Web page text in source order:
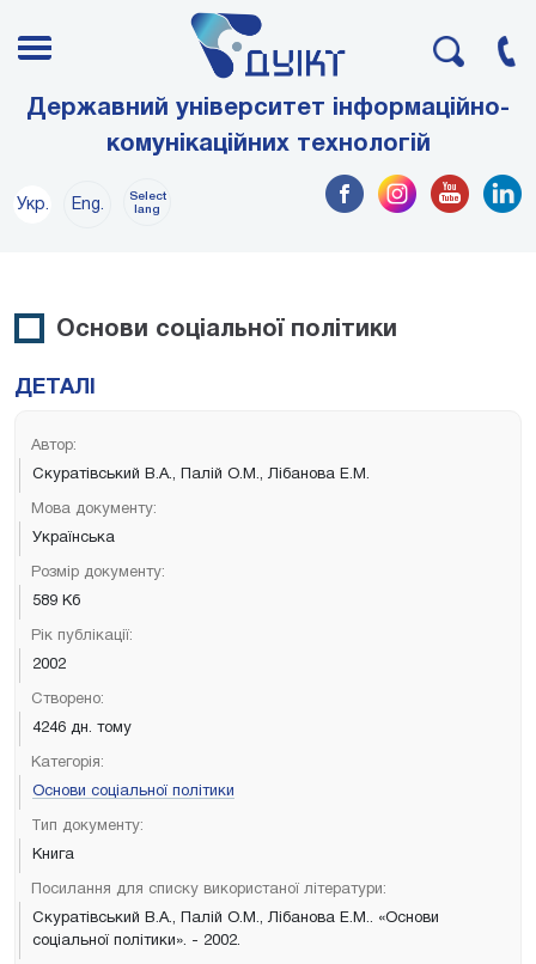
Державний університет інформаційно-
комунікаційних технологій
Укр. Eng.
Select
lang
Основи соціальної політики
ДЕТАЛІ
Автор:
Скуратівський В.А., Палій О.М., Лібанова Е.М.
Мова документу:
Українська
Розмір документу:
589 Кб
Рік публікації:
2002
Створено:
4246 дн. тому
Категорія:
Основи соціальної політики
Тип документу:
Книга
Посилання для списку використаної літератури:
Скуратівський В.А., Палій О.М., Лібанова Е.М.. «Основи
соціальної політики». - 2002.